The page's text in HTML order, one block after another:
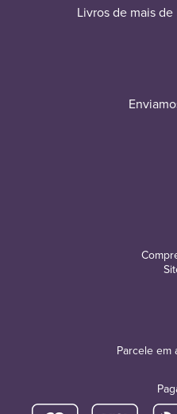
Livros de mais
Parcele em